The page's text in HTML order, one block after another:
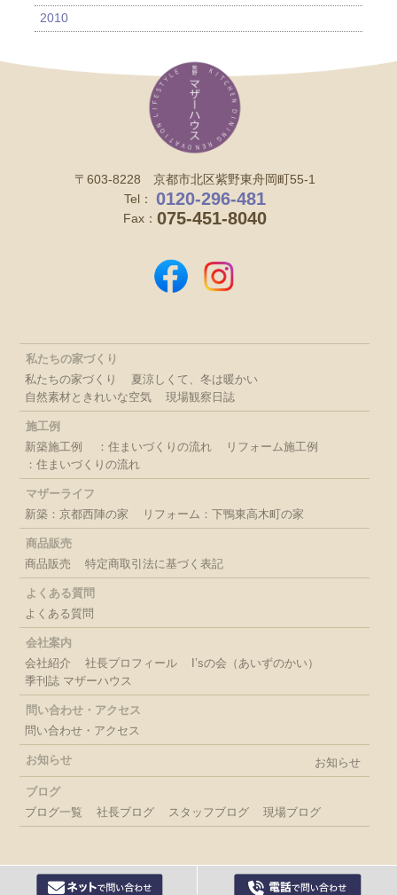
2010
〒603-8228 京都市北区紫野東舟岡町55-1
Tel：
0120-296-481
Fax： 075-451-8040
私たちの家づくり
私たちの家づくり
夏涼しくて、冬は暖かい
自然素材ときれいな空気
現場観察日誌
施工例
新築施工例
：住まいづくりの流れ
リフォーム施工例
：住まいづくりの流れ
マザーライフ
新築：京都西陣の家
リフォーム：下鴨東高木町の家
商品販売
商品販売
特定商取引法に基づく表記
よくある質問
よくある質問
会社案内
会社紹介
社長プロフィール
I’sの会（あいずのかい）
季刊誌 マザーハウス
問い合わせ・アクセス
問い合わせ・アクセス
お知らせ お知らせ
ブログ
ブログ一覧
社長ブログ スタッフブログ 現場ブログ
(C) 株式会社 石田工務店 ISHIDA koumuten All rights reserved.